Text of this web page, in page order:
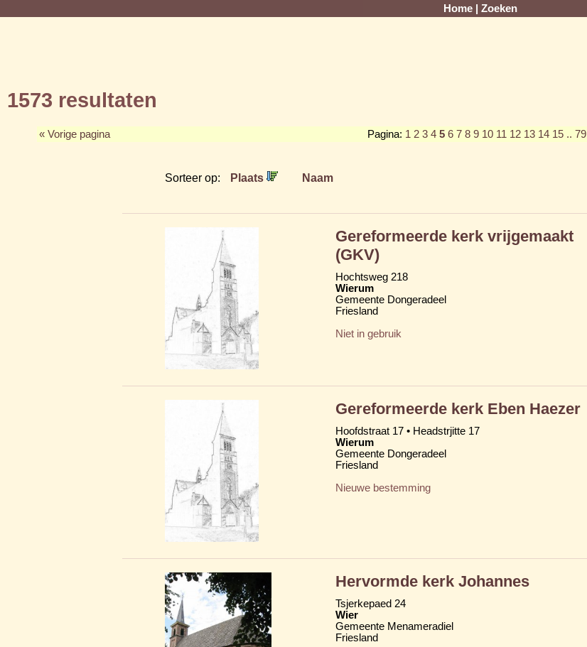
Home Zoeken
1573 resultaten
« Vorige pagina Pagina: 1 2 3 4 5 6 7 8 9 10 11 12 13 14 15 .. 79
Sorteer op: Plaats Naam
Gereformeerde kerk vrijgemaakt
(GKV)
Hochtsweg 218
Wierum
Gemeente Dongeradeel
Friesland
Niet in gebruik
Gereformeerde kerk Eben Haezer
Hoofdstraat 17 • Headstrjitte 17
Wierum
Gemeente Dongeradeel
Friesland
Nieuwe bestemming
Hervormde kerk Johannes
Tsjerkepaed 24
Wier
Gemeente Menameradiel
Friesland